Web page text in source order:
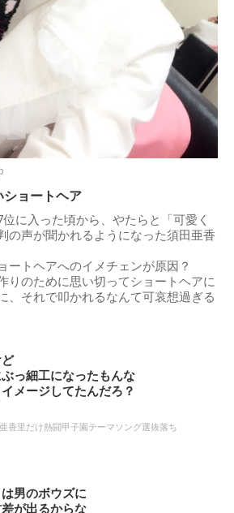
ョートヘア
に入った頃から、やたらと「可愛く
の声が聞かれるようになった須田亜香
ートヘアへのイメチェンが原因？
りのために思い切ってショートヘアに
、それで叩かれるなんて可哀想過ぎる
っ細工になったもんな
メージしてたんだろ？
香里だけ熱闘甲子園テーマソング選抜落ち
男のボウズに
が出るからな